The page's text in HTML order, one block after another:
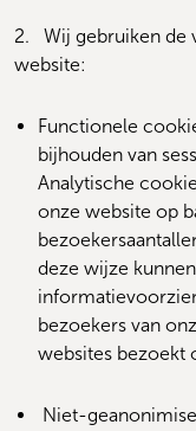
2. Wij gebruiken de
website:
Functionele
bijhouden van
Analytische
onze website op
deze wijze
bezoekers van
websites bezoekt
Niet-